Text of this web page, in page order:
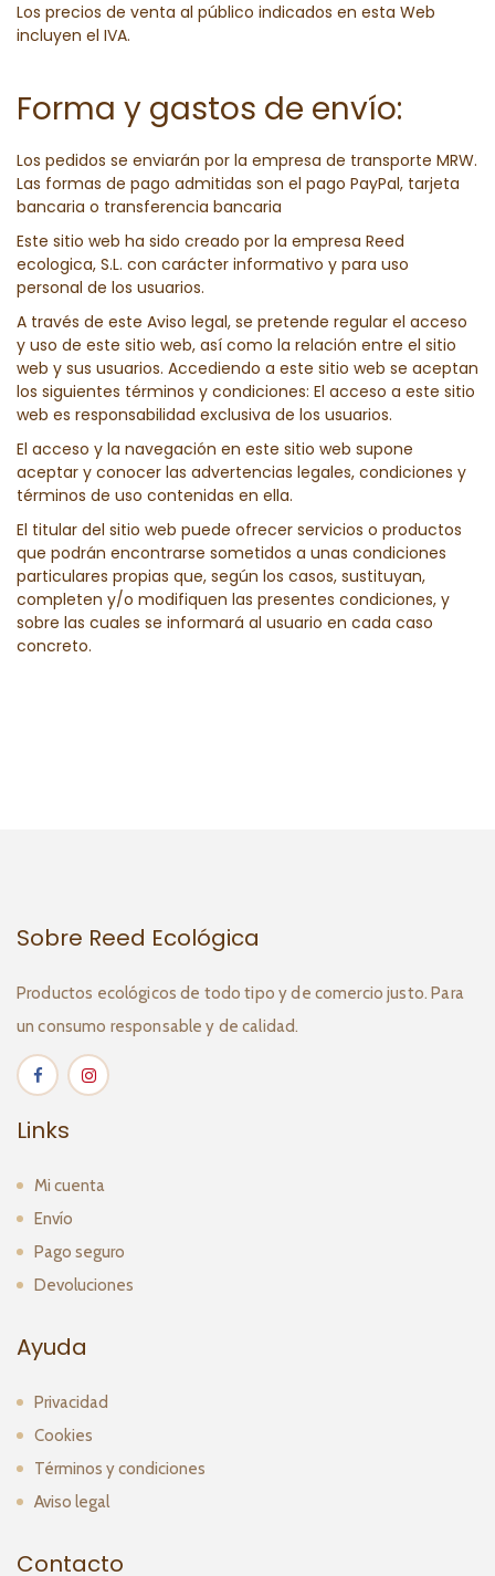
Los precios de venta al público indicados en esta Web
incluyen el IVA.
Forma y gastos de envío:
Los pedidos se enviarán por la empresa de transporte MRW.
Las formas de pago admitidas son el pago PayPal, tarjeta
bancaria o transferencia bancaria
Este sitio web ha sido creado por la empresa Reed
ecologica, S.L. con carácter informativo y para uso
personal de los usuarios.
A través de este Aviso legal, se pretende regular el acceso
y uso de este sitio web, así como la relación entre el sitio
web y sus usuarios. Accediendo a este sitio web se aceptan
los siguientes términos y condiciones: El acceso a este sitio
web es responsabilidad exclusiva de los usuarios.
El acceso y la navegación en este sitio web supone
aceptar y conocer las advertencias legales, condiciones y
términos de uso contenidas en ella.
El titular del sitio web puede ofrecer servicios o productos
que podrán encontrarse sometidos a unas condiciones
particulares propias que, según los casos, sustituyan,
completen y/o modifiquen las presentes condiciones, y
sobre las cuales se informará al usuario en cada caso
concreto.
Sobre Reed Ecológica
Productos ecológicos de todo tipo y de comercio justo. Para
un consumo responsable y de calidad.
Links
Mi cuenta
Envío
Pago seguro
Devoluciones
Ayuda
Privacidad
Cookies
Términos y condiciones
Aviso legal
Contacto